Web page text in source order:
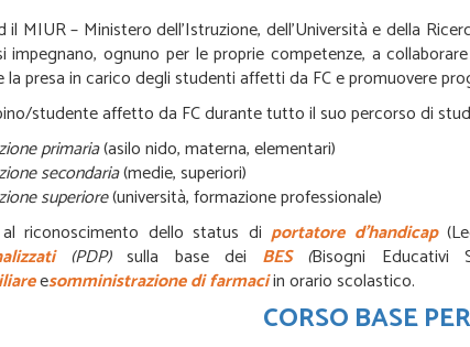
il MIUR – Ministero dell’Istruzione, dell’Università e della
impegnano, ognuno per le proprie competenze, a
la presa in carico degli studenti affetti da FC e promuovere
studente affetto da FC durante tutto il suo percorso di
primaria(asilo nido, materna, elementari)
secondaria(medie, superiori)
superiore(università, formazione professionale)
riconoscimento dello status diportatore d’handicap
(PDP)sulla base dei BES(Bisogni Educativi
esomministrazione di farmaciin orario scolastico.
CORSO BASE